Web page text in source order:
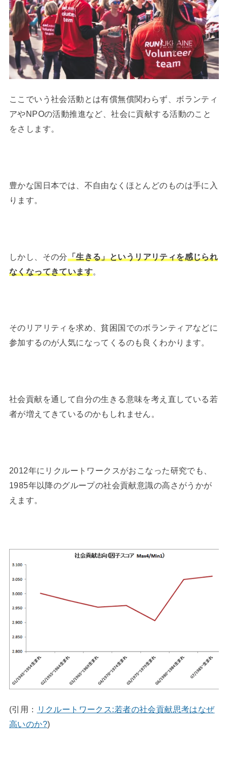
ここでいう社会活動とは有償無償関わらず、ボランティ
アやNPOの活動推進など、社会に貢献する活動のこと
をさします。
豊かな国日本では、不自由なくほとんどのものは手に入
ります。
しかし、その分 「生きる」というリアリティを感じられ
なくなってきています
そのリアリティを求め、貧困国でのボランティアなどに
参加するのが人気になってくるのも良くわかります。
社会貢献を通して自分の生きる意味を考え直している若
者が増えてきているのかもしれません。
2012年にリクルートワークスがおこなった研究でも、
1985年以降のグループの社会貢献意識の高さがうかが
えます。
(引用：
リクルートワークス:若者の社会貢献思考はなぜ
高いのか?)